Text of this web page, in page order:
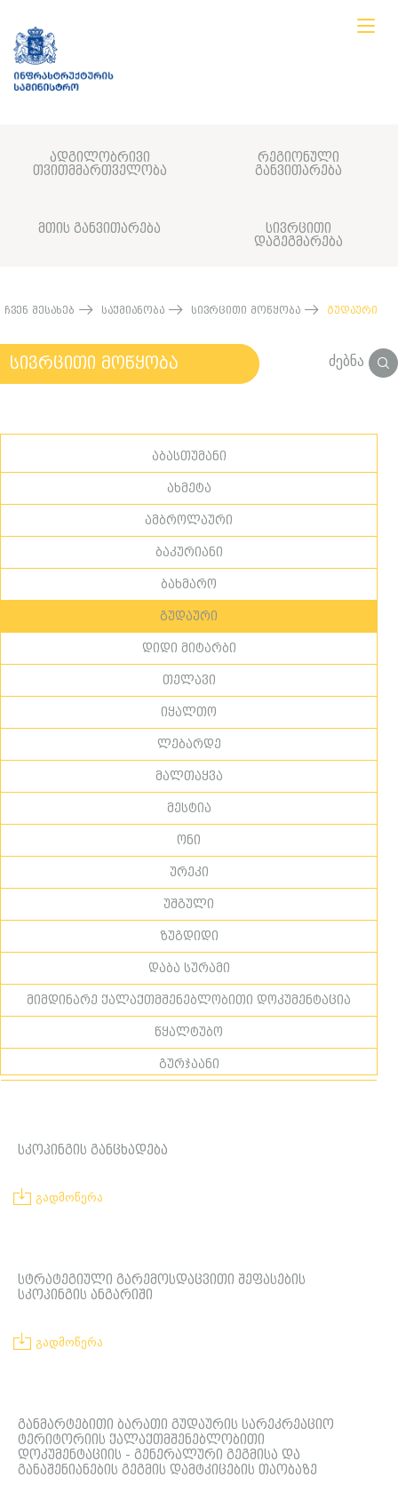
ადგილობრივი
თვითმმართველობა
რეგიონული
განვითარება
მთის განვითარება
სივრცითი
დაგეგმარება
ჩვენ შესახებ საქმიანობა სივრცითი მოწყობა გუდაური
სივრცითი მოწყობა ძებნა
აბასთუმანი
ახმეტა
ამბროლაური
ბაკურიანი
ბახმარო
გუდაური
დიდი მიტარბი
თელავი
იყალთო
ლებარდე
მალთაყვა
მესტია
ონი
ურეკი
უშგული
ზუგდიდი
დაბა სურამი
მიმდინარე ქალაქთმშენებლობითი დოკუმენტაცია
წყალტუბო
გურჯაანი
სკოპინგის განცხადება
გადმოწერა
სტრატეგიული გარემოსდაცვითი შეფასების
სკოპინგის ანგარიში
გადმოწერა
განმარტებითი ბარათი გუდაურის სარეკრეაციო
ტერიტორიის ქალაქთმშენებლობითი
დოკუმენტაციის - გენერალური გეგმისა და
განაშენიანების გეგმის დამტკიცების თაობაზე